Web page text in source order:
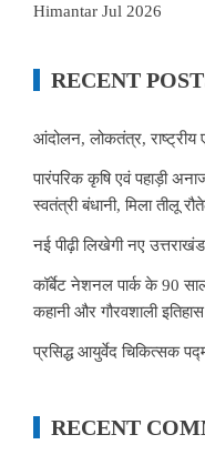
Himantar Jul 2026
RECENT
आंदोलन, लोकतंत्र, राष्ट्रीय
पारंपरिक कृषि एवं पहाड़ी
स्वतंत्री बंधानी, मिला तीलू
नई पीढ़ी लिखेगी नए
कॉर्बेट नेशनल पार्क के 90
कहानी और गौरवशाली इतिहास
प्रसिद्ध आयुर्वेद चिकित्सक
RECENT